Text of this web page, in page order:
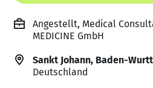
Angestellt, Medical
MEDICINE GmbH
Sankt Johann, Baden-
Deutschland